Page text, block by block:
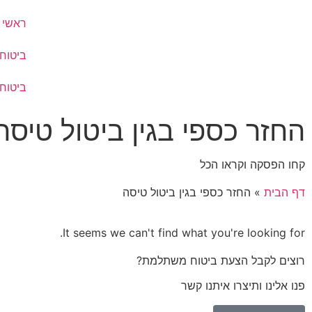
ראשי
החזר כספי בגין ביטול
קחו הפסקה וקראו הכל
דף הבית » החזר כספי בגין ביטול טיסה
It seems we can't find what you're looking for.
רוצים לקבל הצעת ביטוח משתלמת?
פנו אלינו ותיצרו איתנו קשר